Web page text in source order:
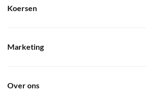
Koersen
Marketing
Over ons